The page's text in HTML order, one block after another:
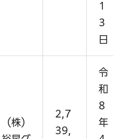
1
3
日
（株）
2,7
39,
令
和
8
年